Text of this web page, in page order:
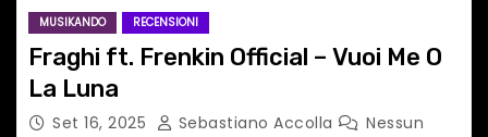
MUSIKANDO RECENSIONI
Fraghi ft. Frenkin Official – Vuoi Me O
La Luna
Set 16, 2025 Sebastiano Accolla
Nessun